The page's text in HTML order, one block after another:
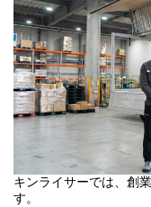
【研修制度】
入社後は、設備が整っ
接客マナーから施工技
学べます。
未経験の方も安心。約
との**OJT（ペア作業
一人で施工ができるよ
キャリアアップ可能で
【キャリアサポート/人
当社基準のスキルを満
があります。
キンライサーでは、創
す。